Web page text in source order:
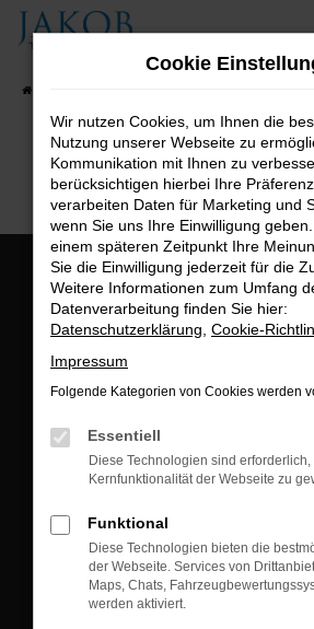
Zum
B2B-
Öffnungszeiten:
Montag bis
Postadresse:
Kontakt:
Tel.: +49 3745 760
Fax: +49 3745 760
Cookie
Wir nutzen Cookies, um Ihnen die
Nutzung unserer Webseite zu
Kommunikation mit Ihnen zu
berücksichtigen hierbei Ihre
verarbeiten Daten für Marketing und
wenn Sie uns Ihre Einwilligung
einem späteren Zeitpunkt Ihre
Sie die Einwilligung jederzeit für die
Weitere Informationen zum Umfang
Datenverarbeitung finden Sie hier:
Datenschutzerklärung Cookie-
Impressum
Folgende Kategorien von Cookies werden
Essentiell
Diese Technologien sind erforderlich,
Kernfunktionalität der Webseite zu
Funktional
Diese Technologien bieten die
der Webseite. Services von
Maps, Chats,
werden aktiviert.